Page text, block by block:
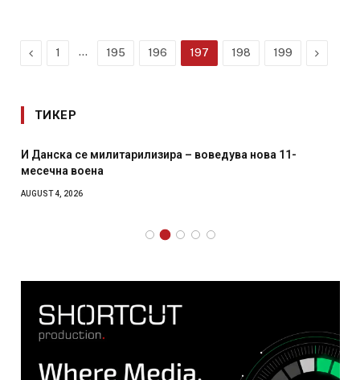
Previous
1 … 195 196 197 198 199 Next
ТИКЕР
И Данска се милитарилизира – воведува нова 11-
месечна воена
AUGUST 4, 2026